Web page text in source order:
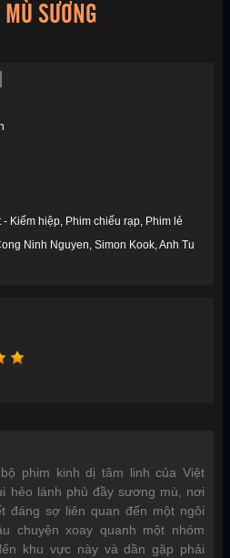
SƯƠNG
- Kiếm hiệp Phim chiếu rạp Phim lẻ
Ninh Nguyen Simon Kook Anh Tu
phim kinh dị tâm linh của Việt
hẻo lánh phủ đầy sương mù, nơi
đáng sợ liên quan đến một ngôi
chuyện xoay quanh một nhóm
khu vực này và dần gặp phải